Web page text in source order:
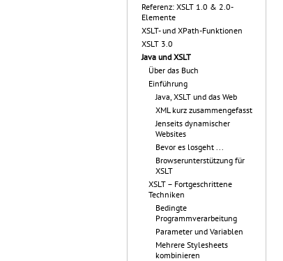
Referenz: XSLT 1.0 & 2.0-
Elemente
XSLT- und XPath-Funktionen
XSLT 3.0
Java und XSLT
Über das Buch
Einführung
Java, XSLT und das Web
XML kurz zusammengefasst
Jenseits dynamischer
Websites
Bevor es losgeht ...
Browserunterstützung für
XSLT
XSLT – Fortgeschrittene
Techniken
Bedingte
Programmverarbeitung
Parameter und Variablen
Mehrere Stylesheets
kombinieren